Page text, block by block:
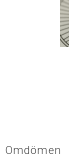
Omdömen